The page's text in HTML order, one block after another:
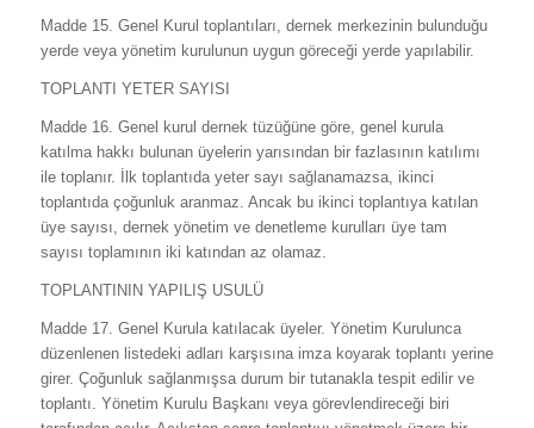
Madde 15. Genel Kurul toplantıları, dernek merkezinin bulunduğu
yerde veya yönetim kurulunun uygun göreceği yerde yapılabilir.
TOPLANTI YETER SAYISI
Madde 16. Genel kurul dernek tüzüğüne göre, genel kurula
katılma hakkı bulunan üyelerin yarısından bir fazlasının katılımı
ile toplanır. İlk toplantıda yeter sayı sağlanamazsa, ikinci
toplantıda çoğunluk aranmaz. Ancak bu ikinci toplantıya katılan
üye sayısı, dernek yönetim ve denetleme kurulları üye tam
sayısı toplamının iki katından az olamaz.
TOPLANTININ YAPILIŞ USULÜ
Madde 17. Genel Kurula katılacak üyeler. Yönetim Kurulunca
düzenlenen listedeki adları karşısına imza koyarak toplantı yerine
girer. Çoğunluk sağlanmışsa durum bir tutanakla tespit edilir ve
toplantı. Yönetim Kurulu Başkanı veya görevlendireceği biri